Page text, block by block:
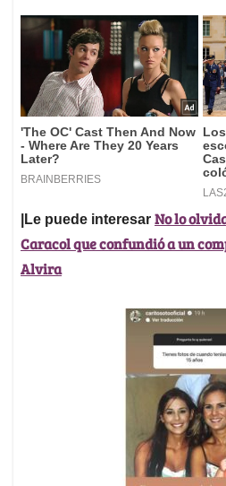
|Le puede interesar No lo
Caracol que confundió a un
Alvira